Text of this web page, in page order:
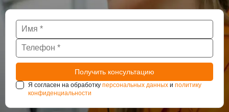
Я согласен на обработку персональных данных и политику
конфиденциальности